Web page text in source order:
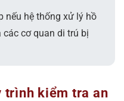
nếu hệ thống xử lý hồ
cơ quan di trú bị
trình kiểm tra an